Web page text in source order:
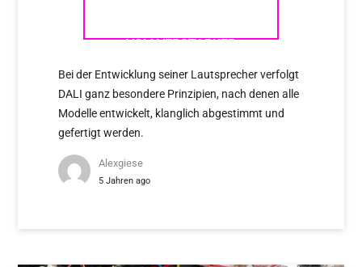
VOLLVERSTÄRKER
Bei der Entwicklung seiner Lautsprecher verfolgt
DALI ganz besondere Prinzipien, nach denen alle
Modelle entwickelt, klanglich abgestimmt und
gefertigt werden.
Alexgiese
5 Jahren ago